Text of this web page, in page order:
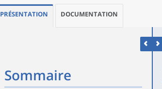
PRÉSENTATION DOCUMENTATION
Sommaire